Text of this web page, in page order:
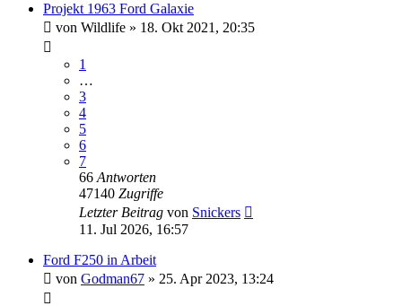
Projekt 1963 Ford Galaxie
von Wildlife » 18. Okt 2021, 20:35
1
…
3
4
5
6
7
66 Antworten
47140 Zugriffe
Letzter Beitrag von Snickers
11. Jul 2026, 16:57
Ford F250 in Arbeit
von Godman67 » 25. Apr 2023, 13:24